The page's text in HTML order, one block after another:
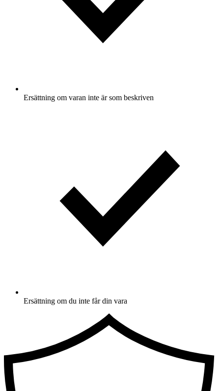
Ersättning om varan inte är som beskriven
Ersättning om du inte får din vara